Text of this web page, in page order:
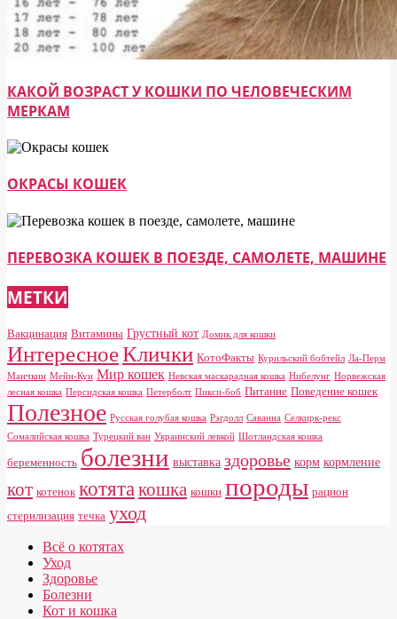
КАКОЙ ВОЗРАСТ У КОШКИ ПО ЧЕЛОВЕЧЕСКИМ
МЕРКАМ
ОКРАСЫ КОШЕК
ПЕРЕВОЗКА КОШЕК В ПОЕЗДЕ, САМОЛЕТЕ, МАШИНЕ
МЕТКИ
Вакцинация Витамины Грустный кот Домик для кошки
ИнтересноеКлички КотоФакты Курильский бобтейл Ла-Перм
Манчкин Мейн-Кун Мир кошек Невская маскарадная кошка Нибелунг Норвежская
лесная кошка Персидская кошка Петерболт Пикси-боб Питание Поведение кошек
Полезное Русская голубая кошка Рэгдолл Саванна Селкирк-рекс
Сомалийская кошка Турецкий ван Украинский левкой Шотландская кошка
беременность болезни выставка здоровье корм кормление
кот котенок котята кошка кошки породы рацион
стерилизация течка уход
Всё о котятах
Уход
Здоровье
Болезни
Кот и кошка